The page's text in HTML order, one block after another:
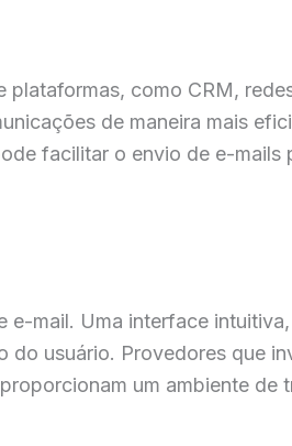
como CRM,
de maneira mais
facilitar o envio de e-mails
e-mail. Uma interface
usuário. Provedores que
um ambiente de